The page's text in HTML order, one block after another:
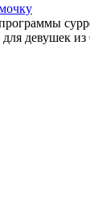
девушек